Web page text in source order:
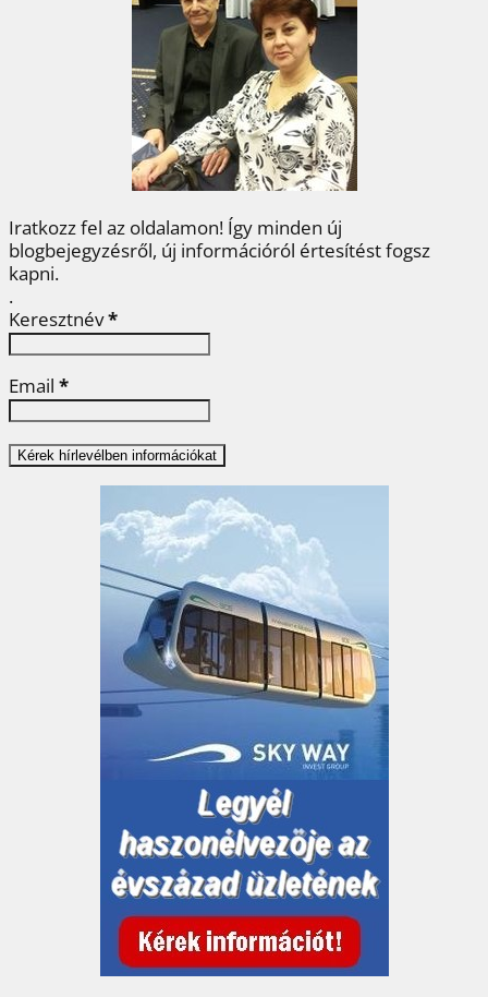
b
o
k
t
e
r
e
e
s
t
e
d
I
n
a
e
g
Iratkozz fel az oldalamon! Így minden új
blogbejegyzésről, új információról értesítést fogsz
kapni.
.
Keresztnév*
Email *